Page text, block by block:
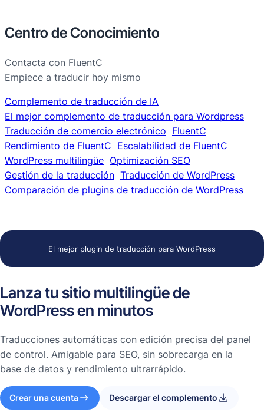
Centro de Conocimiento
Contacta con FluentC
Empiece a traducir hoy mismo
Complemento de traducción de IA
El mejor complemento de traducción para Wordpress
Traducción de comercio electrónico FluentC
Rendimiento de FluentC Escalabilidad de FluentC
WordPress multilingüe Optimización SEO
Gestión de la traducción Traducción de WordPress
Comparación de plugins de traducción de WordPress
El mejor plugin de traducción para WordPress
Lanza tu sitio multilingüe de
WordPress en minutos
Traducciones automáticas con edición precisa del panel
de control. Amigable para SEO, sin sobrecarga en la
base de datos y rendimiento ultrarrápido.
Crear una cuenta Descargar el complemento